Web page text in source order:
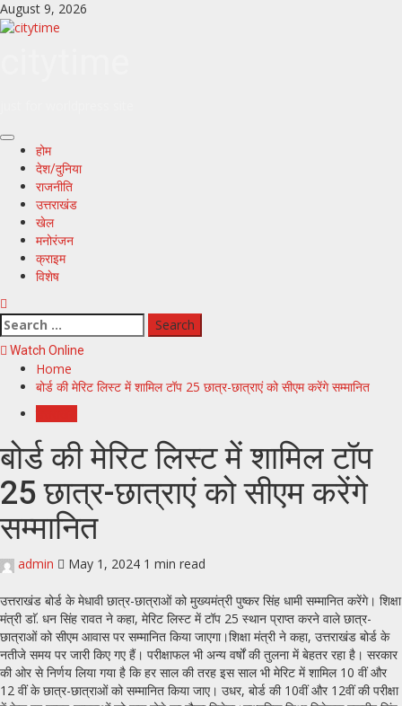
Skip
to
August 9, 2026
Primary
Menu
होम
देश/दुनिया
राजनीति
उत्तराखंड
खेल
मनोरंजन
क्राइम
विशेष
Search
for:
Watch Online
Home
बोर्ड की मेरिट लिस्ट में शामिल टॉप 25 छात्र-छात्राएं को सीएम करेंगे सम्मानित
बोर्ड की मेरिट लिस्ट में शामिल टॉप
25 छात्र-छात्राएं को सीएम करेंगे
सम्मानित
admin May 1, 2024 1 min read
उत्तराखंड बोर्ड के मेधावी छात्र-छात्राओं को मुख्यमंत्री पुष्कर सिंह धामी सम्मानित करेंगे। शिक्षा
मंत्री डाॅ. धन सिंह रावत ने कहा, मेरिट लिस्ट में टॉप 25 स्थान प्राप्त करने वाले छात्र-
छात्राओं को सीएम आवास पर सम्मानित किया जाएगा।शिक्षा मंत्री ने कहा, उत्तराखंड बोर्ड के
नतीजे समय पर जारी किए गए हैं। परीक्षाफल भी अन्य वर्षों की तुलना में बेहतर रहा है। सरकार
की ओर से निर्णय लिया गया है कि हर साल की तरह इस साल भी मेरिट में शामिल 10 वीं और
12 वीं के छात्र-छात्राओं को सम्मानित किया जाए। उधर, बोर्ड की 10वीं और 12वीं की परीक्षा